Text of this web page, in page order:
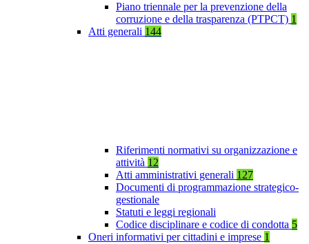
Piano triennale per la prevenzione della
corruzione e della trasparenza (PTPCT) 1
Atti generali 144
Riferimenti normativi su organizzazione e
attività 12
Atti amministrativi generali 127
Documenti di programmazione strategico-
gestionale
Statuti e leggi regionali
Codice disciplinare e codice di condotta 5
Oneri informativi per cittadini e imprese 1